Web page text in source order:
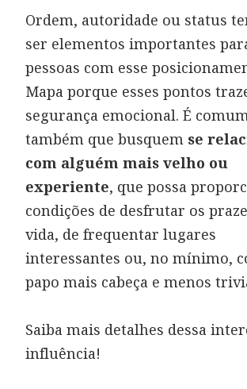
Ordem, autoridade ou status
ser elementos importantes
pessoas com esse
Mapa porque esses pontos
segurança emocional. É comum
também que busquem se
com alguém mais velho ou
experiente, que possa
condições de desfrutar os
vida, de frequentar lugares
interessantes ou, no mínimo,
papo mais cabeça e menos
Saiba mais detalhes dessa
influência!